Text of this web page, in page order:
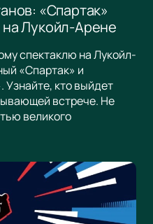
«Спартак»
на Лукойл-Арене
спектаклю на Лукойл-
«Спартак» и
кто выйдет
встрече. Не
великого